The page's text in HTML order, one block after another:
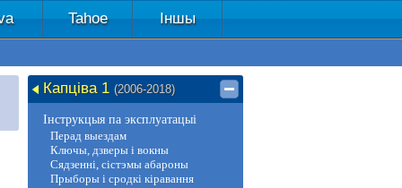
Tahoe Іншы
Капціва 1 (2006-2018)
Інструкцыя па эксплуатацыі
Перад выездам
Ключы, дзверы і вокны
Сядзенні, сістэмы абароны
Прыборы і сродкі кіравання